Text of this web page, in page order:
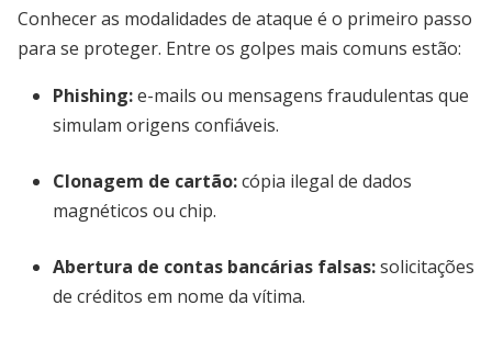
Conhecer as modalidades de ataque é o primeiro passo
para se proteger. Entre os golpes mais comuns estão:
Phishing:e-mails ou mensagens fraudulentas que
simulam origens confiáveis.
Clonagem de cartão:cópia ilegal de dados
magnéticos ou chip.
Abertura de contas bancárias falsas:solicitações
de créditos em nome da vítima.